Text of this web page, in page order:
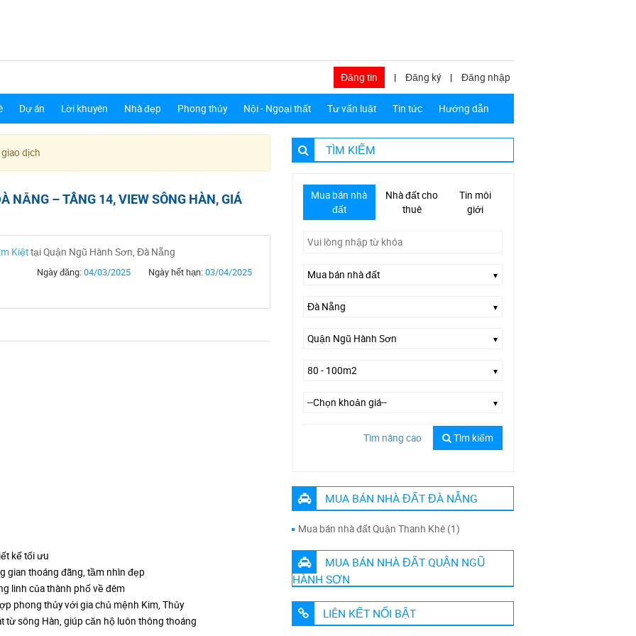
Đăng tin | Đăng ký | Đăng nhập
Dự án Lời khuyên Nhà đẹp Phong thủy Nội - Ngoại thất Tư vấn luật Tin tức Hướng dẫn
dịch
NẴNG – TẦNG 14, VIEW SÔNG HÀN, GIÁ
Kiệttại Quận Ngũ Hành Sơn, Đà Nẵng
Ngày đăng:04/03/2025 Ngày hết hạn:03/04/2025
kế tối ưu
gian thoáng đãng, tầm nhìn đẹp
linh của thành phố về đêm
phong thủy với gia chủ mệnh Kim, Thủy
sông Hàn, giúp căn hộ luôn thông thoáng
TÌM KIẾM
Mua bán nhà
đất
Nhà đất cho
thuê
Tin môi
giới
Tìm nâng cao Tìm kiếm
MUA BÁN NHÀ ĐẤT ĐÀ NẴNG
Mua bán nhà đất Quận Thanh Khê (1)
MUA BÁN NHÀ ĐẤT QUẬN NGŨ
HÀNH SƠN
LIÊN KẾT NỔI BẬT